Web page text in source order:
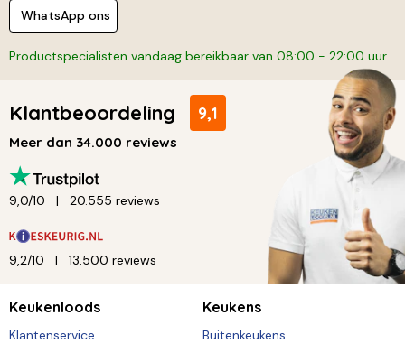
WhatsApp ons
Productspecialisten vandaag bereikbaar van 08:00 - 22:00 uur
Klantbeoordeling 9,1
Meer dan 34.000 reviews
9,0/10 20.555 reviews
9,2/10 13.500 reviews
Keukenloods
Klantenservice
Keukens
Buitenkeukens